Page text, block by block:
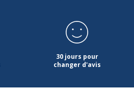
30 jours pour
changer d'avis